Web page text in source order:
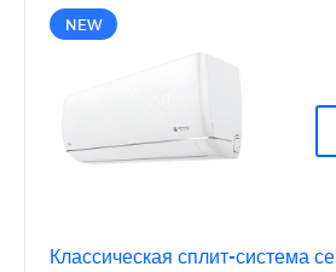
NEW
Классическая сплит-система